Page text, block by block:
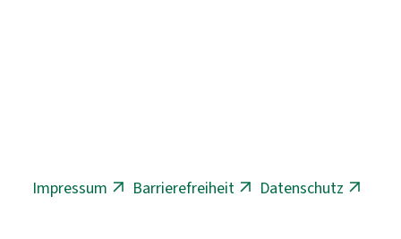
Impressum Barrierefreiheit Datenschutz